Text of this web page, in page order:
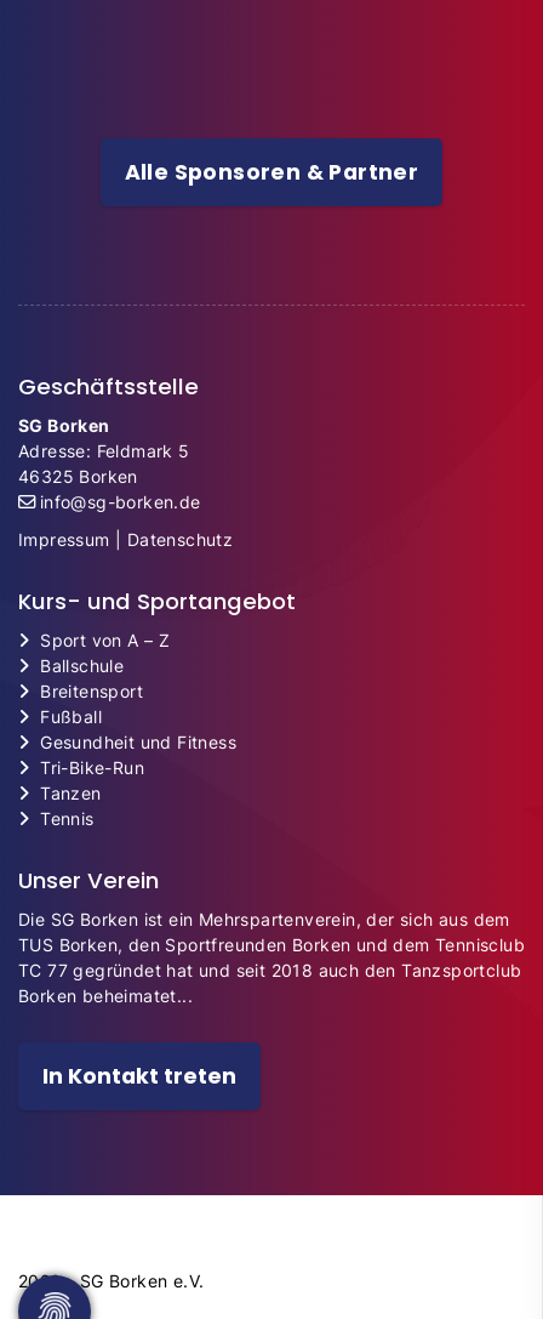
Alle Sponsoren & Partner
Geschäftsstelle
SG Borken
Adresse: Feldmark 5
46325 Borken
info@sg-borken.de
Impressum
Datenschutz
Kurs- und Sportangebot
Sport von A – Z
Ballschule
Breitensport
Fußball
Gesundheit und Fitness
Tri-Bike-Run
Tanzen
Tennis
Unser Verein
Die SG Borken ist ein Mehrspartenverein, der sich aus dem
TUS Borken, den Sportfreunden Borken und dem Tennisclub
TC 77 gegründet hat und seit 2018 auch den Tanzsportclub
Borken beheimatet...
In Kontakt treten
2026 - SG Borken e.V.